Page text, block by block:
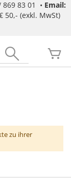
869 83 01 • Email:
50,- (exkl. MwSt)
zu ihrer